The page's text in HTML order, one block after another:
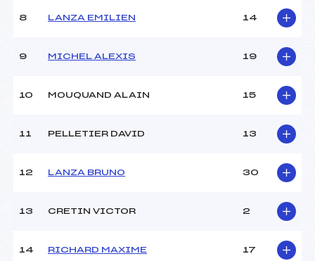
Ouvreurs C :
VUILLERMET LUCAS (MJ)
VARIABLE
12h25
BONDIER PIERRE (MJ)
Ouvreurs B :
VUILLERMET BASTIEN
VUILLERMET LUCAS (MJ)
8 LANZA EMILIEN 14
9 MICHEL ALEXIS 19
10 MOUQUAND ALAIN 15
11 PELLETIER DAVID 13
12 LANZA BRUNO 30
13 CRETIN VICTOR 2
14 RICHARD MAXIME 17